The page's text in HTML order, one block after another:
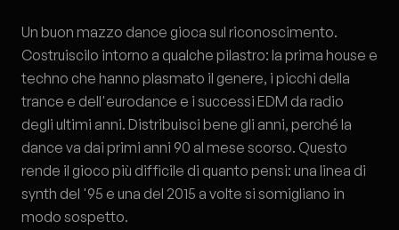
Un buon mazzo dance gioca sul riconoscimento.
Costruiscilo intorno a qualche pilastro: la prima house e
techno che hanno plasmato il genere, i picchi della
trance e dell'eurodance e i successi EDM da radio
degli ultimi anni. Distribuisci bene gli anni, perché la
dance va dai primi anni 90 al mese scorso. Questo
rende il gioco più difficile di quanto pensi: una linea di
synth del '95 e una del 2015 a volte si somigliano in
modo sospetto.